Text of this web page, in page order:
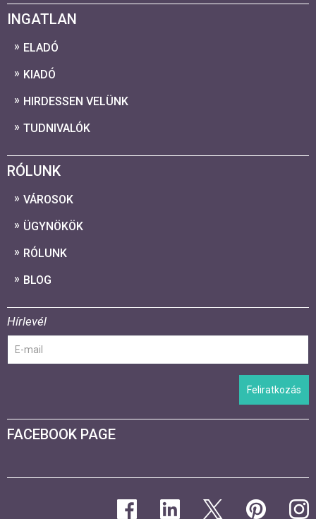
INGATLAN
ELADÓ
KIADÓ
HIRDESSEN VELÜNK
TUDNIVALÓK
RÓLUNK
VÁROSOK
ÜGYNÖKÖK
RÓLUNK
BLOG
Hírlevél
Feliratkozás
FACEBOOK PAGE